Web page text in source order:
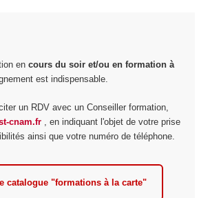
encours du soir et/ou en formation à
est indispensable.
un RDV avec un Conseiller formation,
cnam.fr, en indiquant l'objet de votre prise
ainsi que votre numéro de téléphone.
catalogue "formations à la carte"